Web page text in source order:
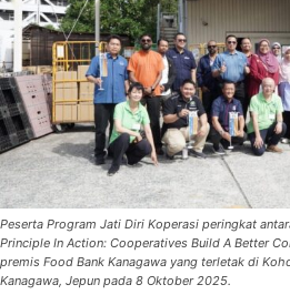
Peserta Program Jati Diri Koperasi peringkat
Principle In Action: Cooperatives Build A Better
premis Food Bank Kanagawa yang terletak di
Kanagawa, Jepun pada 8 Oktober 2025.